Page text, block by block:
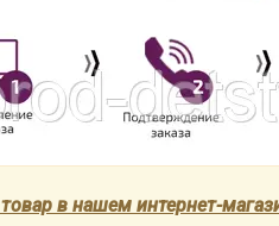
в нашем интернет-